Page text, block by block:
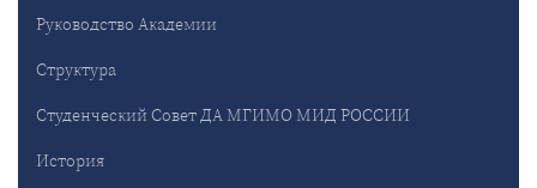
Руководство Академии
Структура
Студенческий Совет ДА МГИМО МИД РОССИИ
История